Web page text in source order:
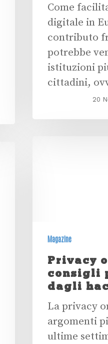
Come
digitale in
contributo
potrebbe
istituzioni
cittadini,
20
Magazine
Privacy
consigli
dagli
La privacy
argomenti
ultime